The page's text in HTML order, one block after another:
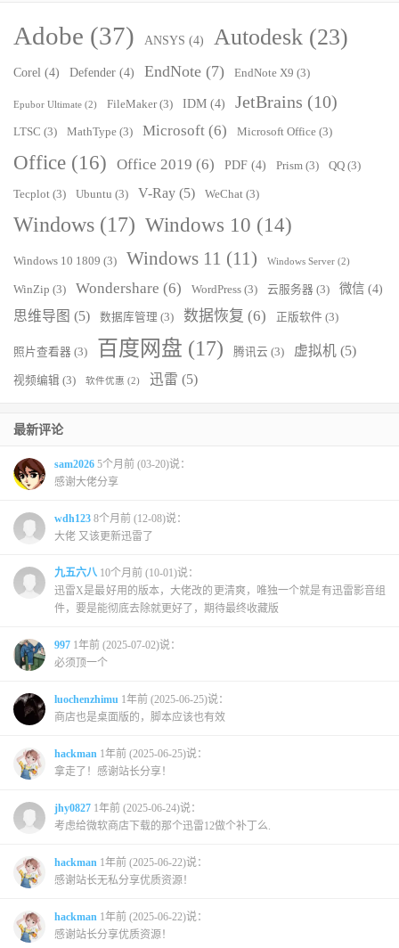
Adobe (37) ANSYS (4) Autodesk (23)
Corel (4) Defender (4) EndNote (7) EndNote X9 (3)
Epubor Ultimate (2) FileMaker(3) IDM (4) JetBrains (10)
LTSC (3) MathType (3) Microsoft (6) Microsoft Office (3)
Office (16) Office 2019 (6) PDF (4) Prism (3) QQ (3)
Tecplot (3) Ubuntu (3) V-Ray (5) WeChat (3)
Windows (17) Windows 10 (14)
Windows 10 1809 (3) Windows 11 (11) Windows Server (2)
WinZip (3) Wondershare (6) WordPress (3) 云服务器 (3) 微信 (4)
思维导图 (5) 数据库管理 (3) 数据恢复 (6) 正版软件 (3)
照片查看器 (3) 百度网盘 (17) 腾讯云 (3) 虚拟机 (5)
视频编辑 (3) 软件优惠 (2) 迅雷 (5)
最新评论
sam2026 5个月前 (03-20)说：
感谢大佬分享
wdh123 8个月前 (12-08)说：
大佬 又该更新迅雷了
九五六八 10个月前 (10-01)说：
迅雷X是最好用的版本，大佬改的更清爽，唯独一个就是有迅雷影音组
件，要是能彻底去除就更好了，期待最终收藏版
997 1年前 (2025-07-02)说：
必须顶一个
luochenzhimu 1年前 (2025-06-25)说：
商店也是桌面版的，脚本应该也有效
hackman 1年前 (2025-06-25)说：
拿走了！感谢站长分享！
jhy0827 1年前 (2025-06-24)说：
考虑给微软商店下载的那个迅雷12做个补丁么.
hackman 1年前 (2025-06-22)说：
感谢站长无私分享优质资源！
hackman 1年前 (2025-06-22)说：
感谢站长分享优质资源！